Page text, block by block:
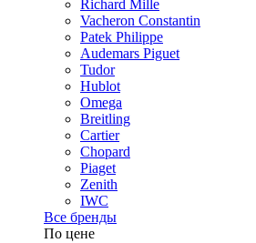
Richard Mille
Vacheron Constantin
Patek Philippe
Audemars Piguet
Tudor
Hublot
Omega
Breitling
Cartier
Chopard
Piaget
Zenith
IWC
Все бренды
По цене